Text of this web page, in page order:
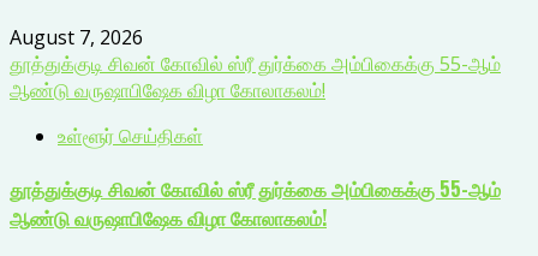
August 7, 2026
தூத்துக்குடி சிவன் கோவில் ஸ்ரீ துர்க்கை அம்பிகைக்கு 55-ஆம்
ஆண்டு வருஷாபிஷேக விழா கோலாகலம்!
உள்ளூர் செய்திகள்
தூத்துக்குடி சிவன் கோவில் ஸ்ரீ துர்க்கை அம்பிகைக்கு 55-ஆம்
ஆண்டு வருஷாபிஷேக விழா கோலாகலம்!